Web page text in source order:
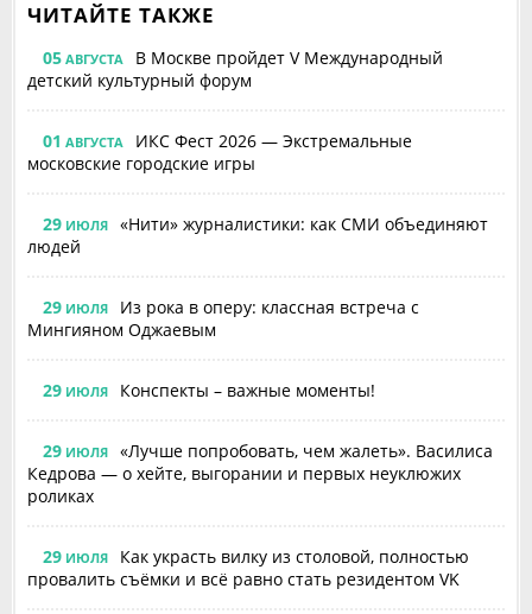
ЧИТАЙТЕ ТАКЖЕ
05 АВГУСТА
В Москве пройдет V Международный
детский культурный форум
01 АВГУСТА
ИКС Фест 2026 — Экстремальные
московские городские игры
29 ИЮЛЯ
«Нити» журналистики: как СМИ объединяют
людей
29 ИЮЛЯ
Из рока в оперу: классная встреча с
Мингияном Оджаевым
29 ИЮЛЯ Конспекты – важные моменты!
29 ИЮЛЯ
«Лучше попробовать, чем жалеть». Василиса
Кедрова — о хейте, выгорании и первых неуклюжих
роликах
29 ИЮЛЯ
Как украсть вилку из столовой, полностью
провалить съёмки и всё равно стать резидентом VK